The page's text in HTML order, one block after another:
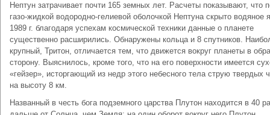
Нептун зат­рачивает почти 165 земных лет. Расчеты показывают, что
газо-жидкой водородно-гелиевой оболочкой Нептуна скрыто водяное
1989 г. благодаря успехам космической техники данные о планете
существенно расширились. Обнаружены кольца и 8 спут­ников.
крупный, Тритон, отличается тем, что движется вокруг планеты в
сторону. Выясни­лось, кроме того, что на его поверхности имеется
«гейзер», исторгающий из недр этого небесного тела струю твердых
на высоту 8 км.
Названный в честь бога подземного царства Плутон находится в 40